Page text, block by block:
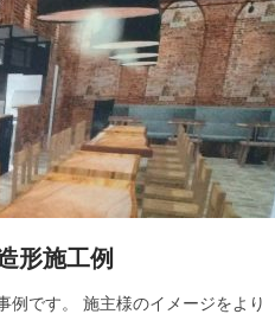
形施工例
例です。 施主様のイメージをより